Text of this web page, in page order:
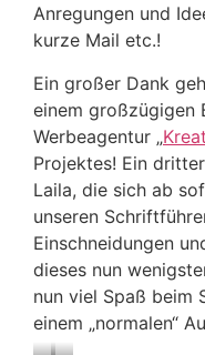
Anregungen und
kurze Mail etc.!
Ein großer Dank
einem großzügigen
Werbeagentur „
Projektes! Ein
Laila, die sich ab
unseren
Einschneidungen
dieses nun
nun viel Spaß beim
einem „normalen“